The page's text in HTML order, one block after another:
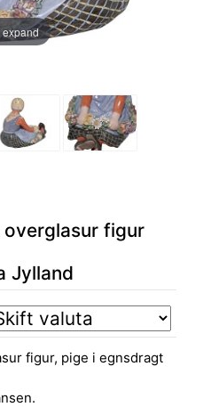
expand
overglasur figur
Jylland
figur, pige i egnsdragt